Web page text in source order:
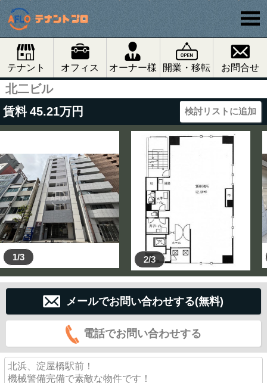
テナント オフィス オーナー様 開業・移転 お問合せ
北二ビル
賃料 45.21万円 検討リストに追加
1/3 2/3
メールでお問い合わせする(無料)
電話でお問い合わせする
北浜、淀屋橋駅前！
機械警備完備で素敵な物件です！